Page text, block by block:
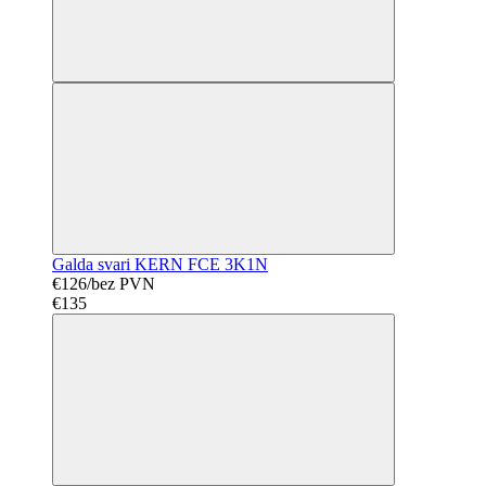
Galda svari KERN FCE 3K1N
€126/bez PVN
€135